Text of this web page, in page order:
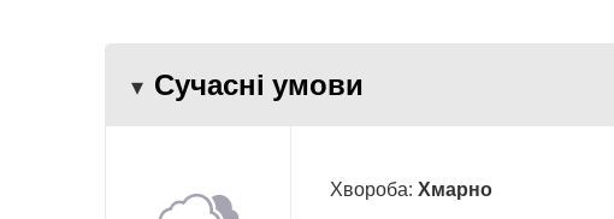
Сучасні умови
Хвороба: Хмарно